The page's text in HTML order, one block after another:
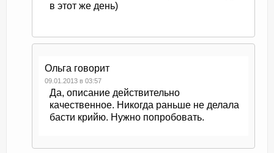
в этот же день)
Ольга говорит
09.01.2013 в 03:57
Да, описание действительно
качественное. Никогда раньше не делала
басти крийю. Нужно попробовать.